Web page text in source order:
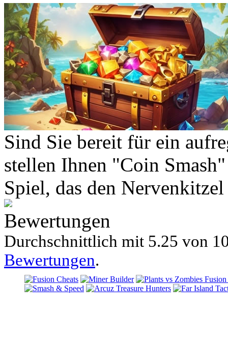
Sind Sie bereit für ein
stellen Ihnen "Coin
Spiel, das den
Bewertungen
Durchschnittlich mit 5.25 von
Bewertungen.